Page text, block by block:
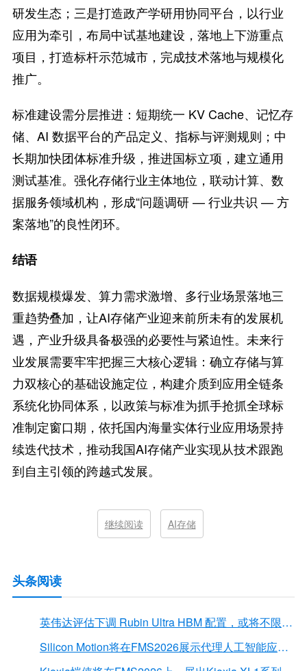
研发生态；三是打造政产学研用协同平台，以行业
应用为牵引，布局中试基地建设，落地上下游重点
项目，打造标杆示范城市，完成技术落地与规模化
推广。
标准建设需分层推进：短期统一 KV Cache、记忆存
储、AI 数据平台的产品定义、指标与评测规则；中
长期加快团体标准升级，推进国标立项，建立通用
测试基准。强化存储行业主体地位，联动计算、数
据服务领域机构，形成“问题调研 — 行业共识 — 方
案落地”的良性闭环。
结语
数据规模爆发、算力需求激增、多行业场景落地三
重趋势叠加，让AI存储产业迎来前所未有的发展机
遇，产业升级具备极强的必要性与紧迫性。未来行
业发展需要牢牢把握三大核心逻辑：确立存储与算
力双核心的基础设施定位，构建介质到应用全链条
系统化协同体系，以政策与标准为抓手抢抓全球标
准制定窗口期，依托国内海量实体行业应用场景持
续迭代技术，推动我国AI存储产业实现从技术跟跑
到自主引领的跨越式发展。
继续阅读 AI存储
头条阅读
英伟达评估下调 Rubin Ultra HBM 配置，或将不限于12Hi HBM4E
Silicon Motion将在FMS2026展示代理人工智能应用的下一代存储解决方案